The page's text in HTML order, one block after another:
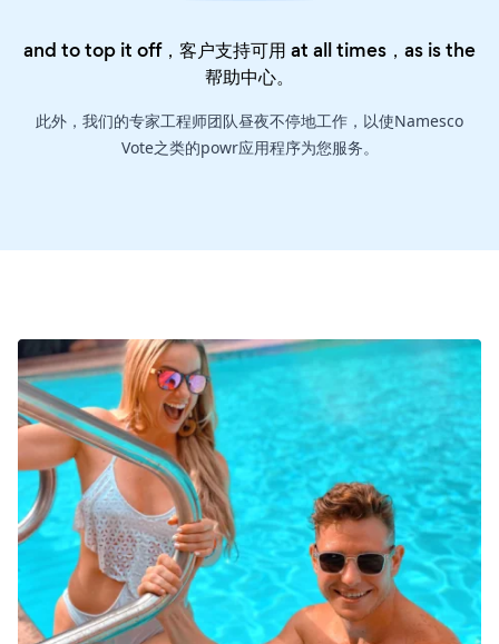
and to top it off，客户支持可用 at all times，as is the
帮助中心。
此外，我们的专家工程师团队昼夜不停地工作，以使Namesco
Vote之类的powr应用程序为您服务。